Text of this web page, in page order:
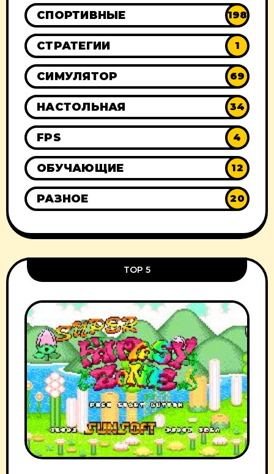
СПОРТИВНЫЕ 198
СТРАТЕГИИ 1
СИМУЛЯТОР 69
НАСТОЛЬНАЯ 34
FPS 4
ОБУЧАЮЩИЕ 12
РАЗНОЕ 20
TOP 5